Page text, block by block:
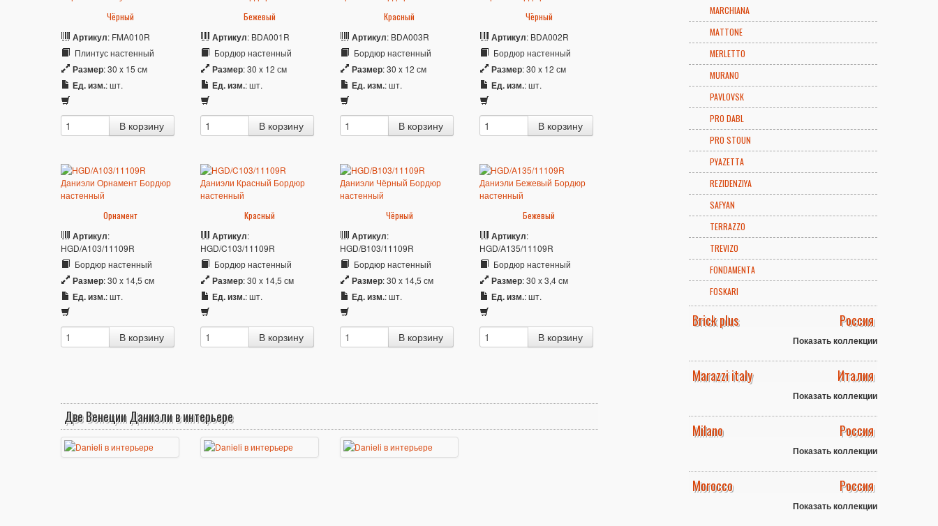
Чёрный
Артикул: FMA010R
Плинтус настенный
Размер: 30 x 15 см
Ед. изм.: шт.
Бежевый
Артикул: BDA001R
Бордюр настенный
Размер: 30 x 12 см
Ед. изм.: шт.
Красный
Артикул: BDA003R
Бордюр настенный
Размер: 30 x 12 см
Ед. изм.: шт.
Чёрный
Артикул: BDA002R
Бордюр настенный
Размер: 30 x 12 см
Ед. изм.: шт.
Орнамент
Артикул:
HGD/A103/11109R
Бордюр настенный
Размер: 30 x 14,5 см
Ед. изм.: шт.
Красный
Артикул:
HGD/C103/11109R
Бордюр настенный
Размер: 30 x 14,5 см
Ед. изм.: шт.
Чёрный
Артикул:
HGD/B103/11109R
Бордюр настенный
Размер: 30 x 14,5 см
Ед. изм.: шт.
Бежевый
Артикул:
HGD/A135/11109R
Бордюр настенный
Размер: 30 x 3,4 см
Ед. изм.: шт.
Две Венеции Даниэли в интерьере
MARCHIANA
MATTONE
MERLETTO
MURANO
PAVLOVSK
PRO DABL
PRO STOUN
PYAZETTA
REZIDENZIYA
SAFYAN
TERRAZZO
TREVIZO
FONDAMENTA
FOSKARI
Brick plus Россия
Показать коллекции
Marazzi italy Италия
Показать коллекции
Milano Россия
Показать коллекции
Morocco Россия
Показать коллекции